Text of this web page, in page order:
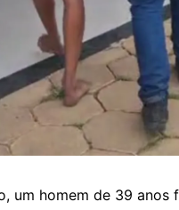
um homem de 39